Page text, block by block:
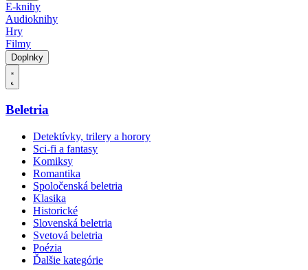
E-knihy
Audioknihy
Hry
Filmy
Doplnky
Beletria
Detektívky, trilery a horory
Sci-fi a fantasy
Komiksy
Romantika
Spoločenská beletria
Klasika
Historické
Slovenská beletria
Svetová beletria
Poézia
Ďalšie kategórie